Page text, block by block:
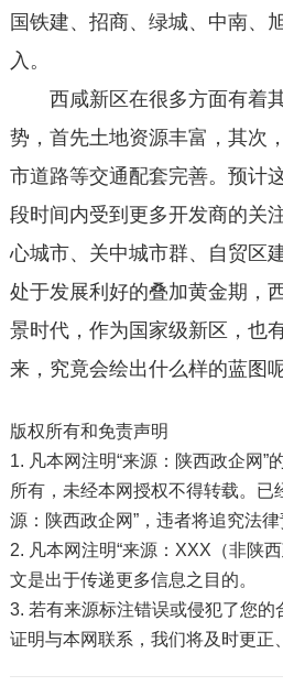
国铁建、招商、绿城、中南、
入。
西咸新区在很多方面有着
势，首先土地资源丰富，其次
市道路等交通配套完善。预计
段时间内受到更多开发商的关
心城市、关中城市群、自贸
处于发展利好的叠加黄金期，
景时代，作为国家级新区，也
来，究竟会绘出什么样的蓝图
版权所有和免责声明
1. 凡本网注明“来源：陕西政企网”
所有，未经本网授权不得转载。已
源：陕西政企网”，违者将追究法律
2. 凡本网注明“来源：XXX（非陕
文是出于传递更多信息之目的。
3. 若有来源标注错误或侵犯了您的
证明与本网联系，我们将及时更正